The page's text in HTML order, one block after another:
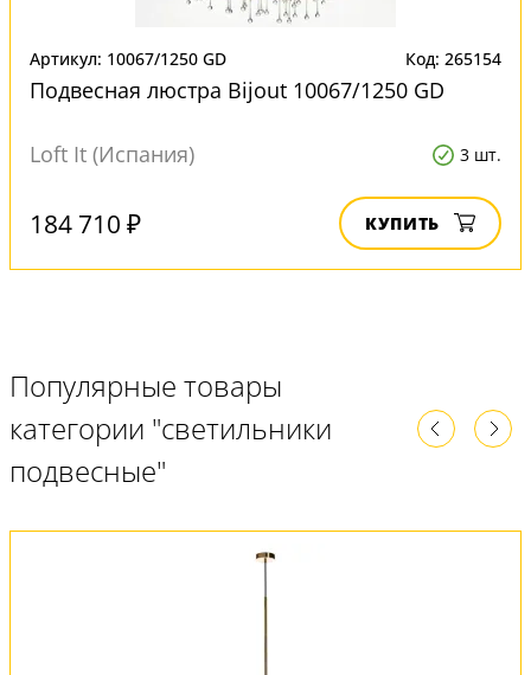
Артикул: 10067/1250 GD Код: 265154
Подвесная люстра Bijout 10067/1250 GD
Loft It (Испания) 3 шт.
184 710 ₽ КУПИТЬ
Популярные товары
категории "светильники
подвесные"